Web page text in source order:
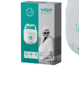
تصویر